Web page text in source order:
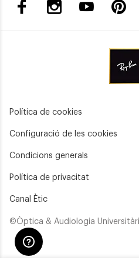
Política de cookies
Configuració de les cookies
Condicions generals
Política de privacitat
Canal Ètic
©Òptica & Audiologia